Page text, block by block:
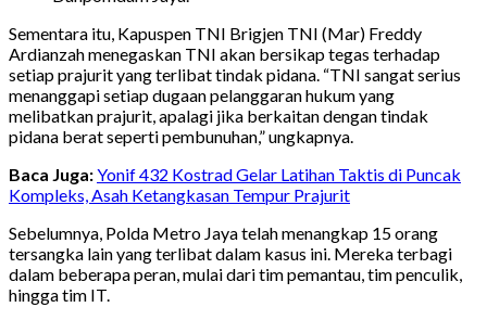
Sementara itu, Kapuspen TNI Brigjen TNI (Mar) Freddy
Ardianzah menegaskan TNI akan bersikap tegas terhadap
setiap prajurit yang terlibat tindak pidana. “TNI sangat serius
menanggapi setiap dugaan pelanggaran hukum yang
melibatkan prajurit, apalagi jika berkaitan dengan tindak
pidana berat seperti pembunuhan,” ungkapnya.
Baca Juga:Yonif 432 Kostrad Gelar Latihan Taktis di Puncak
Kompleks, Asah Ketangkasan Tempur Prajurit
Sebelumnya, Polda Metro Jaya telah menangkap 15 orang
tersangka lain yang terlibat dalam kasus ini. Mereka terbagi
dalam beberapa peran, mulai dari tim pemantau, tim penculik,
hingga tim IT.